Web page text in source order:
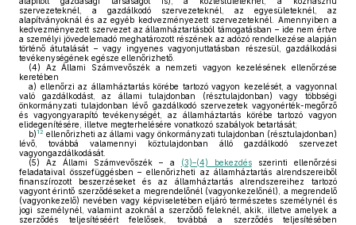
szervezeteknél, a gazdálkodó szervezeteknél, az egyesületeknél, az
alapítványoknál és az egyéb kedvezményezett szervezeteknél. Amennyiben a
kedvezményezett szervezet az államháztartásból támogatásban – ide nem értve
a személyi jövedelemadó meghatározott részének az adózó rendelkezése alapján
történő átutalását – vagy ingyenes vagyonjuttatásban részesül, gazdálkodási
tevékenységének egésze ellenőrizhető.
(4) Az Állami Számvevőszék a nemzeti vagyon kezelésének ellenőrzése
keretében
a) ellenőrzi az államháztartás körébe tartozó vagyon kezelését, a vagyonnal
való gazdálkodást, az állami tulajdonban (résztulajdonban) vagy többségi
önkormányzati tulajdonban lévő gazdálkodó szervezetek vagyonérték-megőrző
és vagyongyarapító tevékenységét, az államháztartás körébe tartozó vagyon
elidegenítésére, illetve megterhelésére vonatkozó szabályok betartását;
b) 12 ellenőrizheti az állami vagy önkormányzati tulajdonban (résztulajdonban)
lévő, továbbá valamennyi köztulajdonban álló gazdálkodó szervezet
vagyongazdálkodását.
(5) Az Állami Számvevőszék – a (3)–(4) bekezdésszerinti ellenőrzési
feladataival összefüggésben – ellenőrizheti az államháztartás alrendszereiből
finanszírozott beszerzéseket és az államháztartás alrendszereihez tartozó
vagyont érintő szerződéseket a megrendelőnél (vagyonkezelőnél), a megrendelő
(vagyonkezelő) nevében vagy képviseletében eljáró természetes személynél és
jogi személynél, valamint azoknál a szerződő feleknél, akik, illetve amelyek a
szerződés teljesítéséért felelősek, továbbá a szerződés teljesítésében